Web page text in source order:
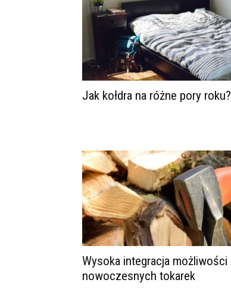
Jak kołdra na różne pory roku?
Wysoka integracja możliwości
nowoczesnych tokarek